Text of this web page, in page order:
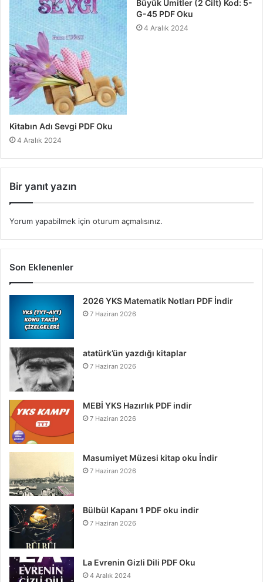
Kitabın Adı Sevgi PDF Oku
4 Aralık 2024
Büyük Ümitler (2 Cilt) Kod: 5-
G-45 PDF Oku
4 Aralık 2024
Bir yanıt yazın
Yorum yapabilmek için oturum açmalısınız.
Son Eklenenler
2026 YKS Matematik Notları PDF İndir
7 Haziran 2026
atatürk’ün yazdığı kitaplar
7 Haziran 2026
MEBİ YKS Hazırlık PDF indir
7 Haziran 2026
Masumiyet Müzesi kitap oku İndir
7 Haziran 2026
Bülbül Kapanı 1 PDF oku indir
7 Haziran 2026
La Evrenin Gizli Dili PDF Oku
4 Aralık 2024